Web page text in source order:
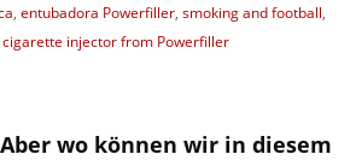
, entubadora Powerfiller, smoking and football,
cigarette injector from Powerfiller
wo können wir in diesem